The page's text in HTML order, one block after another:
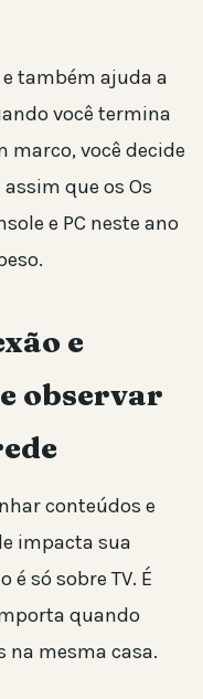
também ajuda a
você termina
marco, você decide
que os Os
e PC neste ano
e
observar
conteúdos e
impacta sua
só sobre TV. É
quando
na mesma casa.